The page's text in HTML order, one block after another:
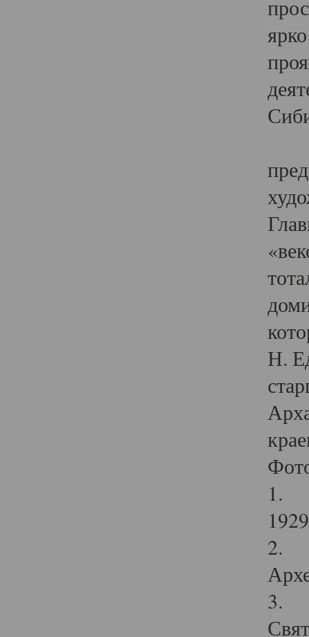
Н.
1.
2.
3.